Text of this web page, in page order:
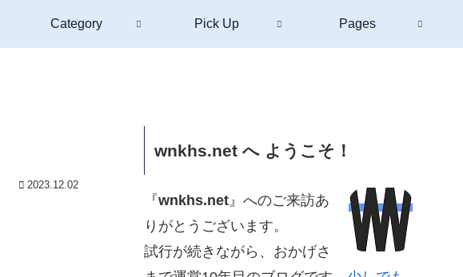
Category Pick Up Pages
2023.12.02
wnkhs.net へ ようこそ！
『wnkhs.net 』へのご来訪あ
りがとうございます。
試行が続きながら、おかげさ